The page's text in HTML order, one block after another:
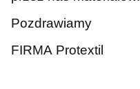
Pozdrawiamy
FIRMA Protextil